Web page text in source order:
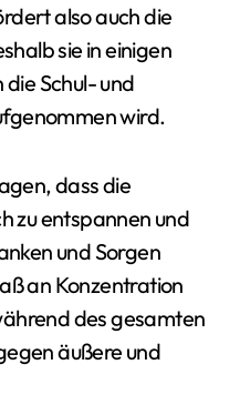
also auch die
sie in einigen
Schul- und
wird.
dass die
zu entspannen und
und Sorgen
an Konzentration
des gesamten
äußere und